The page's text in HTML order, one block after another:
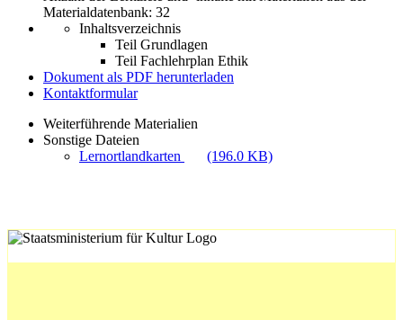
Materialdatenbank: 32
Inhaltsverzeichnis
Teil Grundlagen
Teil Fachlehrplan Ethik
Dokument als PDF herunterladen
Kontaktformular
Weiterführende Materialien
Sonstige Dateien
Lernortlandkarten
(196.0 KB)